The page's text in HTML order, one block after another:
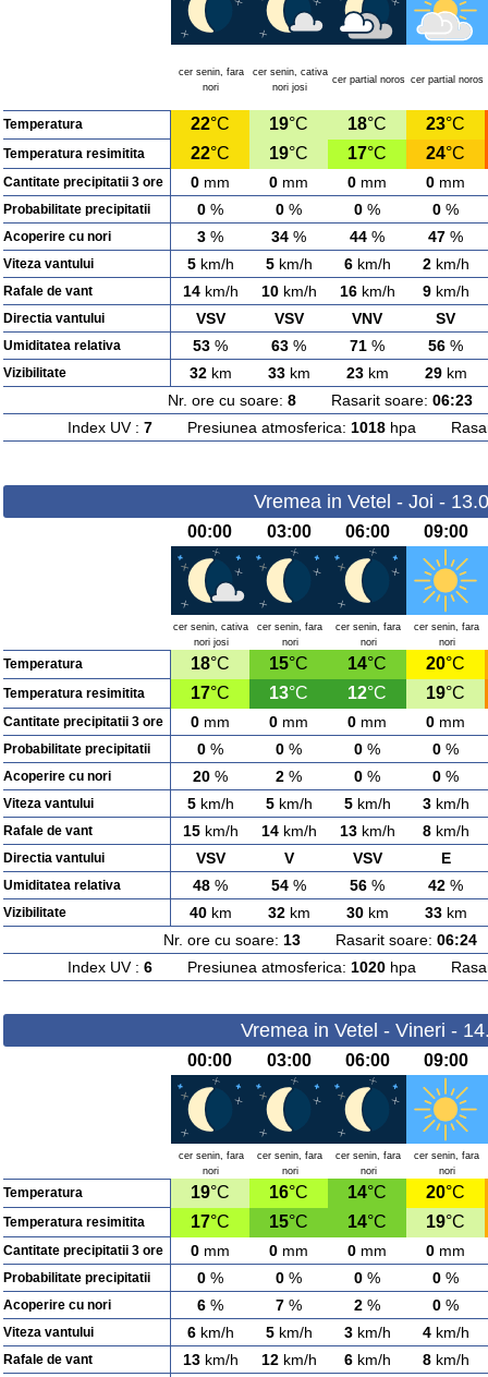
cer senin, fara
nori
cer senin, cativa
nori josi
cer partial noros cer partial noros
Temperatura 22°C 19°C 18°C 23°C
Temperatura resimitita 22°C 19°C 17°C 24°C
Cantitate precipitatii 3 ore 0 mm 0 mm 0 mm 0 mm
Probabilitate precipitatii 0 % 0 % 0 % 0 %
Acoperire cu nori 3 % 34 % 44 % 47 %
Viteza vantului 5km/h 5km/h 6km/h 2km/h
Rafale de vant 14km/h 10km/h 16km/h 9km/h
Directia vantului VSV VSV VNV SV
Umiditatea relativa 53 % 63 % 71 % 56 %
Vizibilitate 32km 33km 23km 29km
Nr. ore cu soare: 8Rasarit soare: 06:23
Index UV : 7Presiunea atmosferica: 1018hpa
Vremea in Vetel - Joi -
00:00 03:00 06:00 09:00
cer senin, cativa
nori josi
cer senin, fara
nori
cer senin, fara
nori
cer senin, fara
nori
Temperatura 18°C 15°C 14°C 20°C
Temperatura resimitita 17°C 13°C 12°C 19°C
Cantitate precipitatii 3 ore 0 mm 0 mm 0 mm 0 mm
Probabilitate precipitatii 0 % 0 % 0 % 0 %
Acoperire cu nori 20 % 2 % 0 % 0 %
Viteza vantului 5km/h 5km/h 5km/h 3km/h
Rafale de vant 15km/h 14km/h 13km/h 8km/h
Directia vantului VSV V VSV E
Umiditatea relativa 48 % 54 % 56 % 42 %
Vizibilitate 40km 32km 30km 33km
Nr. ore cu soare: 13Rasarit soare: 06:24
Index UV : 6Presiunea atmosferica: 1020hpa
Vremea in Vetel - Vineri -
00:00 03:00 06:00 09:00
cer senin, fara
nori
cer senin, fara
nori
cer senin, fara
nori
cer senin, fara
nori
Temperatura 19°C 16°C 14°C 20°C
Temperatura resimitita 17°C 15°C 14°C 19°C
Cantitate precipitatii 3 ore 0 mm 0 mm 0 mm 0 mm
Probabilitate precipitatii 0 % 0 % 0 % 0 %
Acoperire cu nori 6 % 7 % 2 % 0 %
Viteza vantului 6km/h 5km/h 3km/h 4km/h
Rafale de vant 13km/h 12km/h 6km/h 8km/h